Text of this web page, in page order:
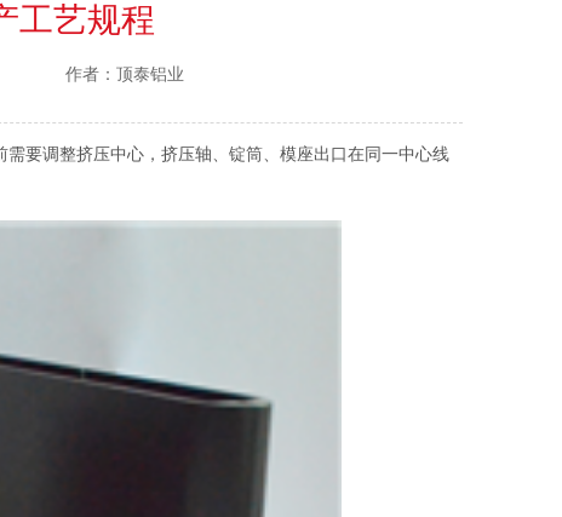
工艺规程
作者：顶泰铝业
要调整挤压中心，挤压轴、锭筒、模座出口在同一中心线